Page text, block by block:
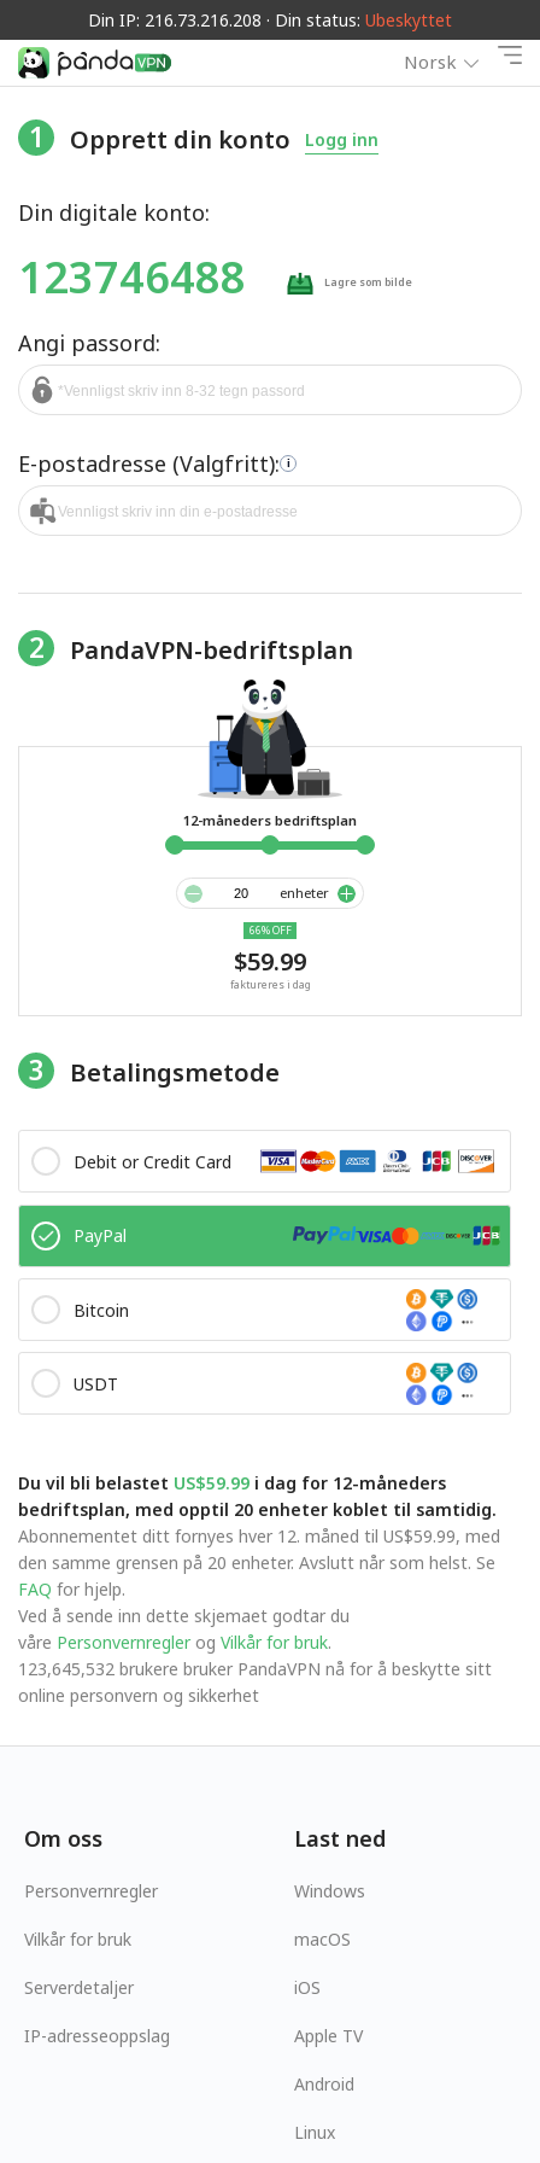
Din IP: 216.73.216.208 · Din status: Ubeskyttet
Norsk
1 Opprett din konto Logg inn
Din digitale konto:
123746488 Lagre som bilde
Angi passord:
E-postadresse (Valgfritt): i
2 PandaVPN-bedriftsplan
12-måneders bedriftsplan
enheter
66% OFF
$59.99
faktureres i dag
3 Betalingsmetode
Debit or Credit Card
PayPal
Bitcoin
USDT
Du vil bli belastet US$59.99 i dag for 12-måneders
bedriftsplan, med opptil 20 enheter koblet til samtidig.
Abonnementet ditt fornyes hver 12. måned til US$59.99, med
den samme grensen på 20 enheter. Avslutt når som helst. Se
FAQ for hjelp.
Ved å sende inn dette skjemaet godtar du
våre Personvernregler og Vilkår for bruk.
123,645,532 brukere bruker PandaVPN nå for å beskytte sitt
online personvern og sikkerhet
Om oss
Personvernregler
Vilkår for bruk
Serverdetaljer
IP-adresseoppslag
Last ned
Windows
macOS
iOS
Apple TV
Android
Linux